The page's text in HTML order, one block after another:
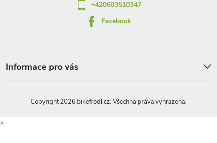
+420603510347
Facebook
Informace pro vás
Copyright 2026 bikefrodl.cz. Všechna práva vyhrazena.
×